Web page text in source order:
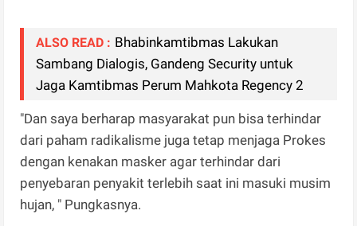
ALSO READ : Bhabinkamtibmas Lakukan
Sambang Dialogis, Gandeng Security untuk
Jaga Kamtibmas Perum Mahkota Regency 2
"Dan saya berharap masyarakat pun bisa terhindar
dari paham radikalisme juga tetap menjaga Prokes
dengan kenakan masker agar terhindar dari
penyebaran penyakit terlebih saat ini masuki musim
hujan, " Pungkasnya.